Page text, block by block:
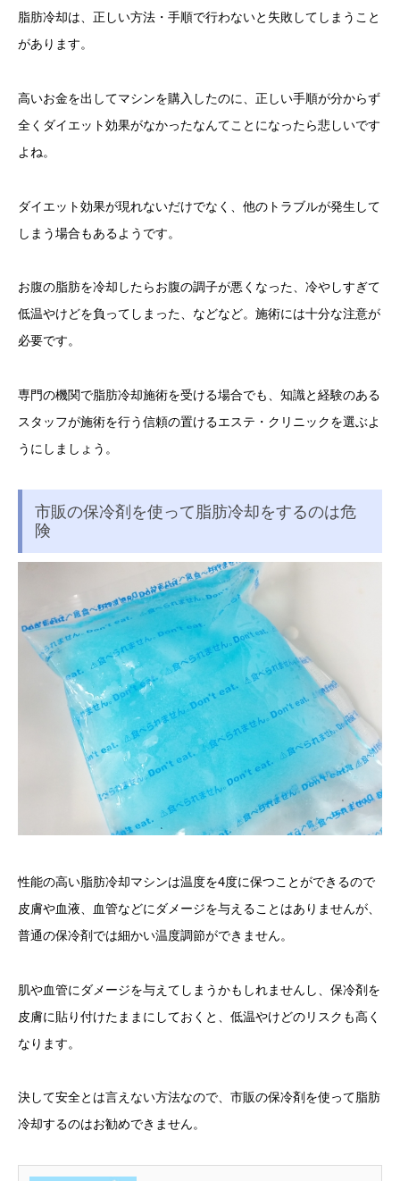
脂肪冷却は、正しい方法・手順で行わないと失敗してしまうこと
があります。
高いお金を出してマシンを購入したのに、正しい手順が分からず
全くダイエット効果がなかったなんてことになったら悲しいです
よね。
ダイエット効果が現れないだけでなく、他のトラブルが発生して
しまう場合もあるようです。
お腹の脂肪を冷却したらお腹の調子が悪くなった、冷やしすぎて
低温やけどを負ってしまった、などなど。施術には十分な注意が
必要です。
専門の機関で脂肪冷却施術を受ける場合でも、知識と経験のある
スタッフが施術を行う信頼の置けるエステ・クリニックを選ぶよ
うにしましょう。
市販の保冷剤を使って脂肪冷却をするのは危
険
性能の高い脂肪冷却マシンは温度を4度に保つことができるので
皮膚や血液、血管などにダメージを与えることはありませんが、
普通の保冷剤では細かい温度調節ができません。
肌や血管にダメージを与えてしまうかもしれませんし、保冷剤を
皮膚に貼り付けたままにしておくと、低温やけどのリスクも高く
なります。
決して安全とは言えない方法なので、市販の保冷剤を使って脂肪
冷却するのはお勧めできません。